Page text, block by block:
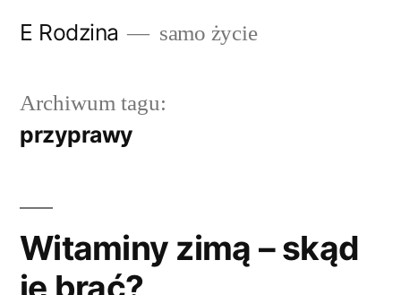
E Rodzina samo życie
Archiwum tagu:
przyprawy
Witaminy zimą – skąd